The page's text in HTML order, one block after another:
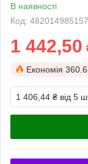
В наявності
Код:
1 442,50
Економія
1 406,44 ₴ від 5